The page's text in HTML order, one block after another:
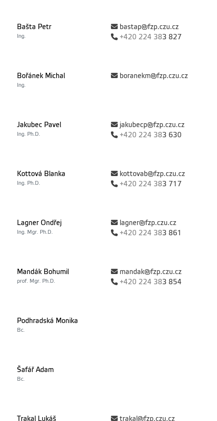
Bašta Petr
Ing.
bastap@fzp.czu.cz
+420 224 383 827
Bořánek Michal
Ing.
boranekm@fzp.czu.cz
Jakubec Pavel
Ing. Ph.D.
jakubecp@fzp.czu.cz
+420 224 383 630
Kottová Blanka
Ing. Ph.D.
kottovab@fzp.czu.cz
+420 224 383 717
Lagner Ondřej
Ing. Mgr. Ph.D.
lagner@fzp.czu.cz
+420 224 383 861
Mandák Bohumil
prof. Mgr. Ph.D.
mandak@fzp.czu.cz
+420 224 383 854
Podhradská Monika
Bc.
Šafář Adam
Bc.
Trakal Lukáš
trakal@fzp.czu.cz